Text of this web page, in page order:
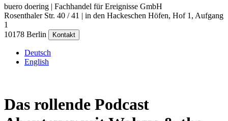
buero doering | Fachhandel für Ereignisse GmbH
Rosenthaler Str. 40 / 41 | in den Hackeschen Höfen, Hof 1, Aufgang
1
10178 Berlin
Kontakt
Deutsch
English
Das rollende Podcast